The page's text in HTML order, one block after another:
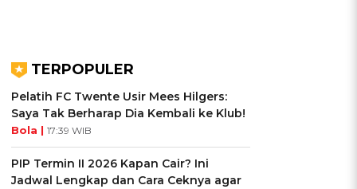
TERPOPULER
Pelatih FC Twente Usir Mees Hilgers:
Saya Tak Berharap Dia Kembali ke Klub!
Bola | 17:39 WIB
PIP Termin II 2026 Kapan Cair? Ini
Jadwal Lengkap dan Cara Ceknya agar